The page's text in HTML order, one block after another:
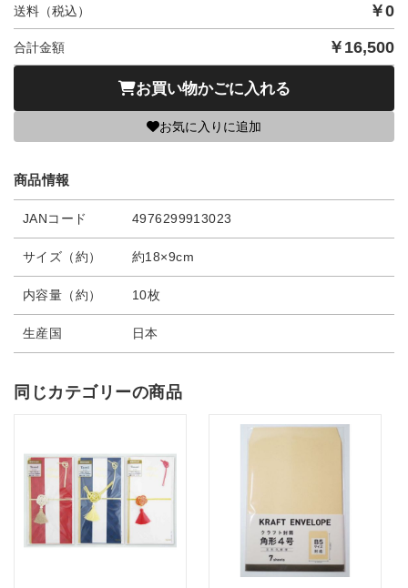
送料（税込） ￥0
合計金額 ￥ 16,500
お買い物かごに入れる
お気に入りに追加
商品情報
JANコード 4976299913023
サイズ（約） 約18×9cm
内容量（約） 10枚
生産国 日本
同じカテゴリーの商品